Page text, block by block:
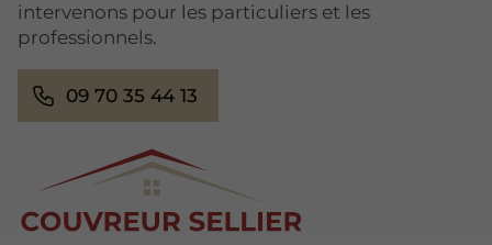
intervenons pour les particuliers et les
professionnels.
09 70 35 44 13